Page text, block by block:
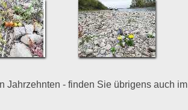
Jahrzehnten - finden Sie übrigens auch im